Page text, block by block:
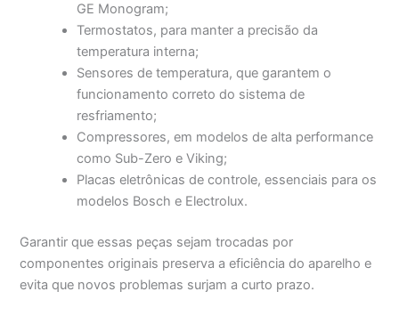
GE Monogram;
Termostatos, para manter a precisão da
temperatura interna;
Sensores de temperatura, que garantem o
funcionamento correto do sistema de
resfriamento;
Compressores, em modelos de alta performance
como Sub-Zero e Viking;
Placas eletrônicas de controle, essenciais para os
modelos Bosch e Electrolux.
Garantir que essas peças sejam trocadas por
componentes originais preserva a eficiência do aparelho e
evita que novos problemas surjam a curto prazo.